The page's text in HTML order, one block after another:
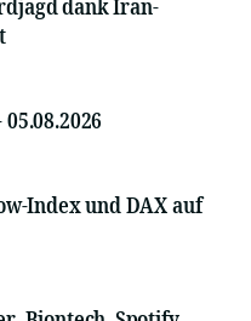
dank Iran-
Index und DAX auf